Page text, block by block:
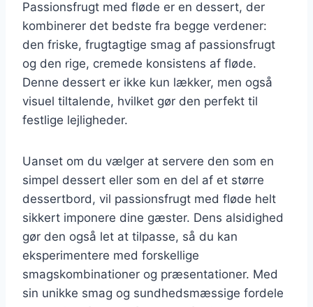
Passionsfrugt med fløde er en dessert, der
kombinerer det bedste fra begge verdener:
den friske, frugtagtige smag af passionsfrugt
og den rige, cremede konsistens af fløde.
Denne dessert er ikke kun lækker, men også
visuel tiltalende, hvilket gør den perfekt til
festlige lejligheder.
Uanset om du vælger at servere den som en
simpel dessert eller som en del af et større
dessertbord, vil passionsfrugt med fløde helt
sikkert imponere dine gæster. Dens alsidighed
gør den også let at tilpasse, så du kan
eksperimentere med forskellige
smagskombinationer og præsentationer. Med
sin unikke smag og sundhedsmæssige fordele